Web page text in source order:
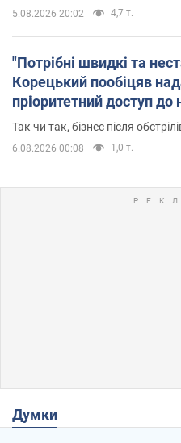
5.08.2026 20:02 4,7 т.
"Потрібні швидкі та
Корецький пообіцяв
пріоритетний доступ
приміщень
Так чи так, бізнес після
6.08.2026 00:08 1,0 т.
Думки